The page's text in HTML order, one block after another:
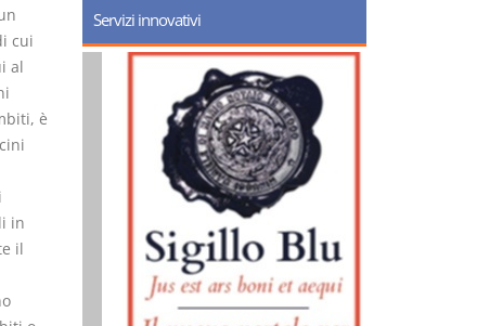
cui
al
è
in
il
Servizi innovativi